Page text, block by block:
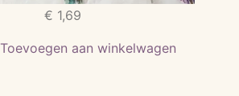
€ 1,69
Toevoegen aan winkelwagen